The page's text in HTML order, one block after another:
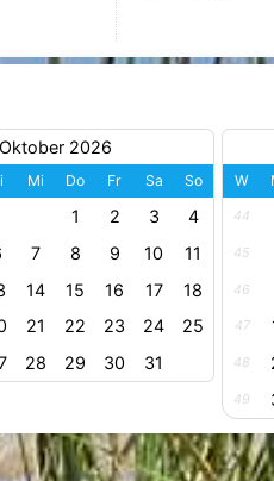
Oktober 2026
Mi Do Fr Sa So
1 2 3 4
7 8 9 10 11
14 15 16 17 18
21 22 23 24 25
28 29 30 31
W
44
45
46
47
48
49